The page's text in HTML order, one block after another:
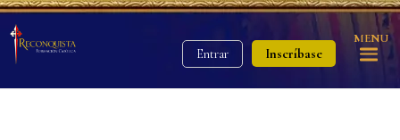
Entrar Inscríbase
MENU